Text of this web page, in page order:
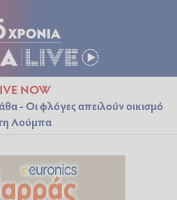
NOW
- Οι φλόγες απειλούν οικισμό
Λούμπα